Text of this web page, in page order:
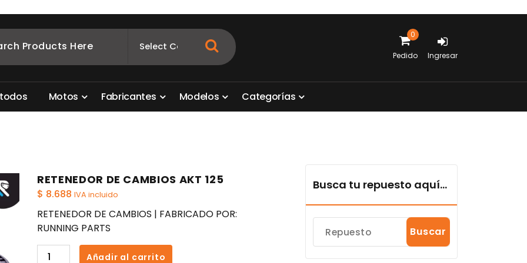
motos. Aquí está lo que necesitas
0
Pedido Ingresar
todos Motos Fabricantes Modelos Categorías
RETENEDOR DE CAMBIOS AKT 125
$ 8.688 IVA incluido
RETENEDOR DE CAMBIOS | FABRICADO POR:
RUNNING PARTS
RETENEDORAñadir al carrito
Busca tu repuesto aquí...
Buscar